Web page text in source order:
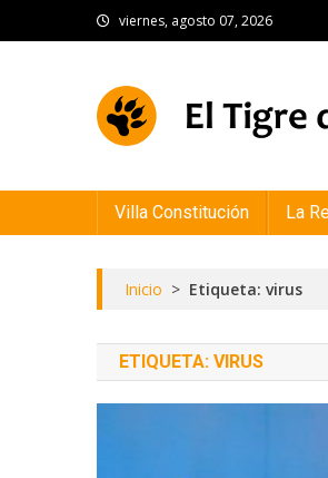
to
viernes, agosto 07, 2026
Villa Constitución La
Inicio > Etiqueta: virus
ETIQUETA: VIRUS